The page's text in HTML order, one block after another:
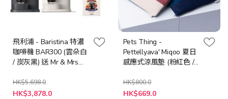
飛利浦 - Baristina 特濃
咖啡機 BAR300 (雲朵白
/ 炭灰黑) 送 Mr & Mrs
+ Tote bag (價值$310),
送完即止
HK$5,698.0
HK$3,878.0
Pets Thing -
Pettellyava' Miqoo 夏日
感應式涼風墊 (粉紅色 /
HK$800.0
HK$669.0